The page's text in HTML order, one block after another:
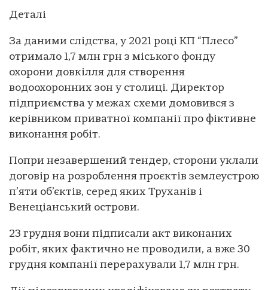
Деталі
За даними слідства, у 2021 році КП “Плесо”
отримало 1,7 млн грн з міського фонду
охорони довкілля для створення
водоохоронних зон у столиці. Директор
підприємства у межах схеми домовився з
керівником приватної компанії про фіктивне
виконання робіт.
Попри незавершений тендер, сторони уклали
договір на розроблення проєктів землеустрою
п’яти об’єктів, серед яких Труханів і
Венеціанський острови.
23 грудня вони підписали акт виконаних
робіт, яких фактично не проводили, а вже 30
грудня компанії перерахували 1,7 млн грн.